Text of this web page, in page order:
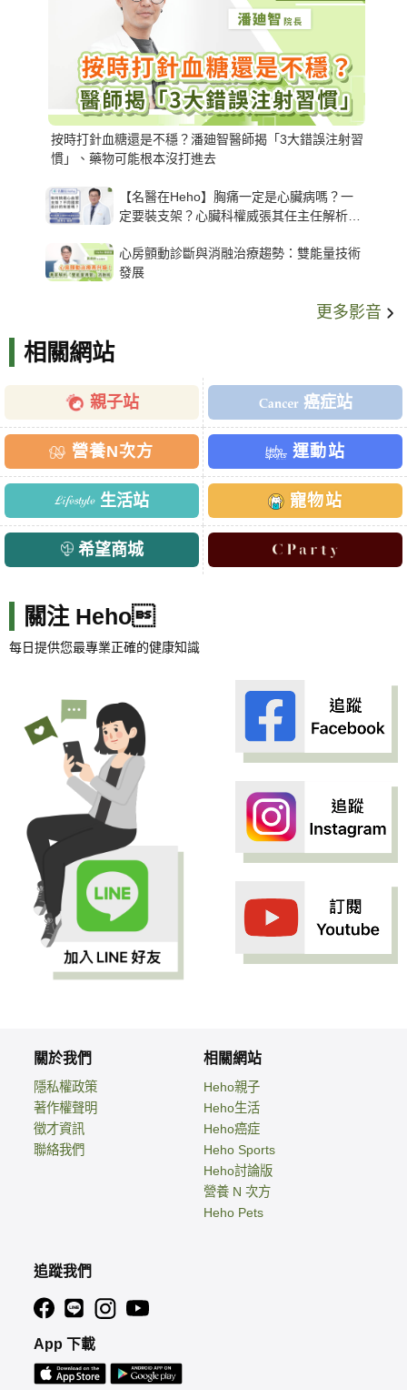
按時打針血糖還是不穩？潘廸智醫師揭「3大錯誤注射習
慣」、藥物可能根本沒打進去
【名醫在Heho】胸痛一定是心臟病嗎？一
定要裝支架？心臟科權威張其任主任解析支
心房顫動診斷與消融治療趨勢：雙能量技術
發展
更多影音
相關網站
親子站 癌症站
營養N次方 運動站
生活站 寵物站
希望商城
關注 Heho
每日提供您最專業正確的健康知識
關於我們
隱私權政策
著作權聲明
徵才資訊
聯絡我們
相關網站
Heho親子
Heho生活
Heho癌症
Heho Sports
Heho討論版
營養 N 次方
Heho Pets
追蹤我們
App 下載